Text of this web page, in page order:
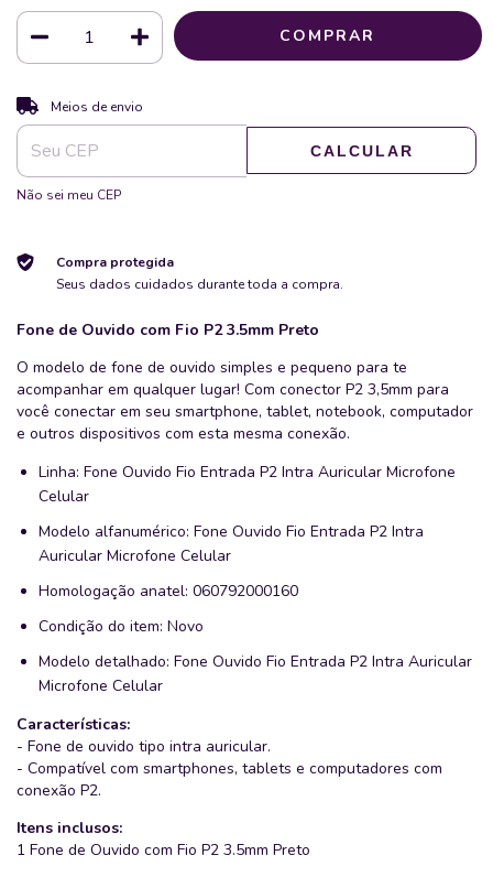
Entregas para o CEP:
Meios de envio
CALCULAR
Não sei meu CEP
Compra protegida
Seus dados cuidados durante toda a compra.
Fone de Ouvido com Fio P2 3.5mm Preto
O modelo de fone de ouvido simples e pequeno para te
acompanhar em qualquer lugar! Com conector P2 3,5mm para
você conectar em seu smartphone, tablet, notebook, computador
e outros dispositivos com esta mesma conexão.
Linha: Fone Ouvido Fio Entrada P2 Intra Auricular Microfone
Celular
Modelo alfanumérico: Fone Ouvido Fio Entrada P2 Intra
Auricular Microfone Celular
Homologação anatel: 060792000160
Condição do item: Novo
Modelo detalhado: Fone Ouvido Fio Entrada P2 Intra Auricular
Microfone Celular
Características:
- Fone de ouvido tipo intra auricular.
- Compatível com smartphones, tablets e computadores com
conexão P2.
Itens inclusos:
1 Fone de Ouvido com Fio P2 3.5mm Preto